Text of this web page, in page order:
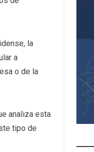
la
a
o de la
analiza esta
tipo de